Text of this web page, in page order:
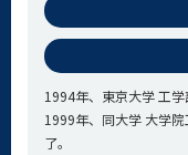
1994年、東京大学 工学
1999年、同大学 大学
了。